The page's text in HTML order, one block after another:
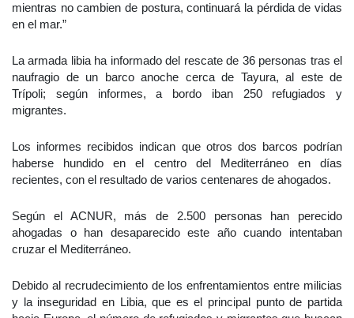
mientras no cambien de postura, continuará la pérdida de vidas
en el mar.”
La armada libia ha informado del rescate de 36 personas tras el
naufragio de un barco anoche cerca de Tayura, al este de
Trípoli; según informes, a bordo iban 250 refugiados y
migrantes.
Los informes recibidos indican que otros dos barcos podrían
haberse hundido en el centro del Mediterráneo en días
recientes, con el resultado de varios centenares de ahogados.
Según el ACNUR, más de 2.500 personas han perecido
ahogadas o han desaparecido este año cuando intentaban
cruzar el Mediterráneo.
Debido al recrudecimiento de los enfrentamientos entre milicias
y la inseguridad en Libia, que es el principal punto de partida